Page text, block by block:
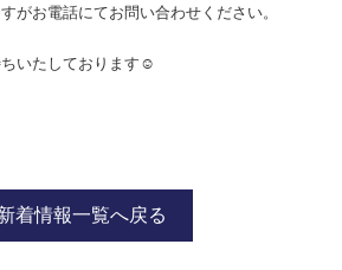
がお電話にてお問い合わせください。
いたしております☺️
着情報一覧へ戻る